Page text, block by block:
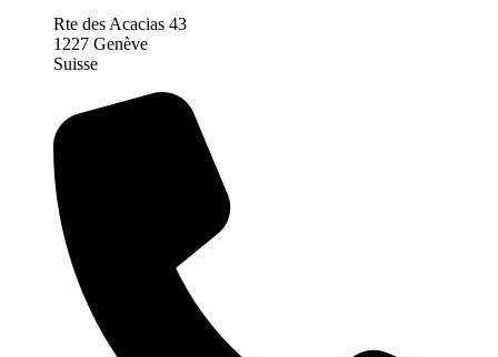
Rte des Acacias 43
1227 Genève
Suisse